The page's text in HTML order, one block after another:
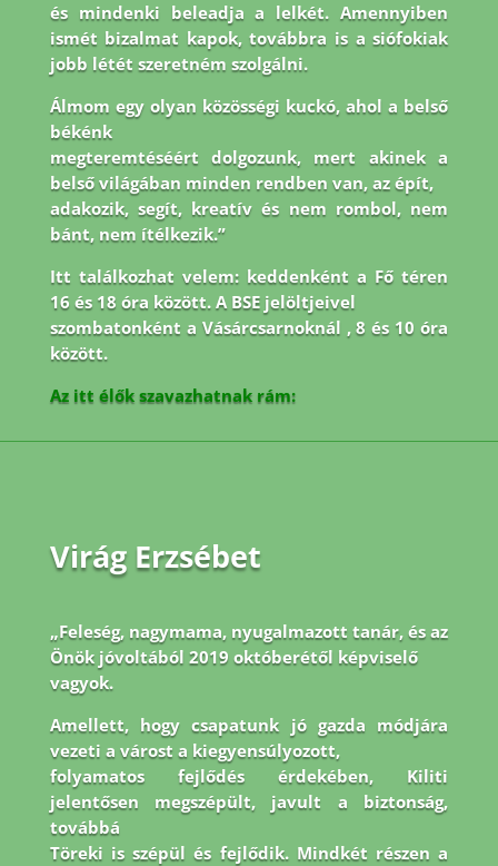
és mindenki beleadja a lelkét. Amennyiben
ismét bizalmat kapok, továbbra is a siófokiak
jobb létét szeretném szolgálni.
Álmom egy olyan közösségi kuckó, ahol a belső
békénk
megteremtéséért dolgozunk, mert akinek a
belső világában minden rendben van, az épít,
adakozik, segít, kreatív és nem rombol, nem
bánt, nem ítélkezik.”
Itt találkozhat velem: keddenként a Fő téren
16 és 18 óra között. A BSE jelöltjeivel
szombatonként a Vásárcsarnoknál , 8 és 10 óra
között.
Az itt élők szavazhatnak rám:
Virág Erzsébet
„Feleség, nagymama, nyugalmazott tanár, és az
Önök jóvoltából 2019 októberétől képviselő
vagyok.
Amellett, hogy csapatunk jó gazda módjára
vezeti a várost a kiegyensúlyozott,
folyamatos fejlődés érdekében, Kiliti
jelentősen megszépült, javult a biztonság,
továbbá
Töreki is szépül és fejlődik. Mindkét részen a